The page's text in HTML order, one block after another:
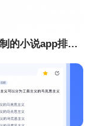
，都可以实时
带音乐效果的
可以复制的小说app排行榜